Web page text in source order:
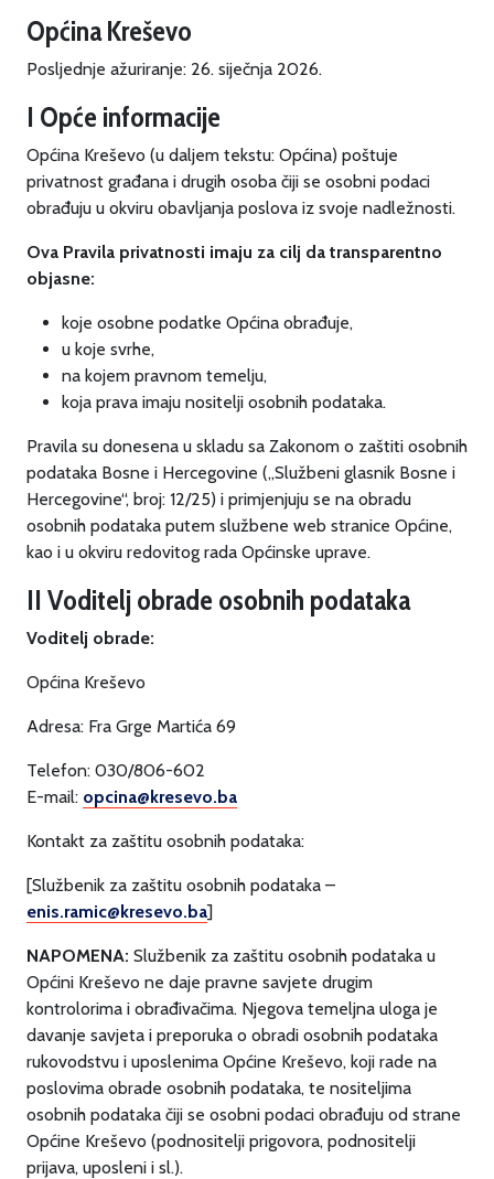
Općina Kreševo
Posljednje ažuriranje: 26. siječnja 2026.
I Opće informacije
Općina Kreševo (u daljem tekstu: Općina) poštuje
privatnost građana i drugih osoba čiji se osobni podaci
obrađuju u okviru obavljanja poslova iz svoje nadležnosti.
Ova Pravila privatnosti imaju za cilj da transparentno
objasne:
koje osobne podatke Općina obrađuje,
u koje svrhe,
na kojem pravnom temelju,
koja prava imaju nositelji osobnih podataka.
Pravila su donesena u skladu sa Zakonom o zaštiti osobnih
podataka Bosne i Hercegovine („Službeni glasnik Bosne i
Hercegovine“, broj: 12/25) i primjenjuju se na obradu
osobnih podataka putem službene web stranice Općine,
kao i u okviru redovitog rada Općinske uprave.
II Voditelj obrade osobnih podataka
Voditelj obrade:
Općina Kreševo
Adresa: Fra Grge Martića 69
Telefon: 030/806-602
E-mail: opcina@kresevo.ba
Kontakt za zaštitu osobnih podataka:
[Službenik za zaštitu osobnih podataka –
enis.ramic@kresevo.ba]
NAPOMENA: Službenik za zaštitu osobnih podataka u
Općini Kreševo ne daje pravne savjete drugim
kontrolorima i obrađivačima. Njegova temeljna uloga je
davanje savjeta i preporuka o obradi osobnih podataka
rukovodstvu i uposlenima Općine Kreševo, koji rade na
poslovima obrade osobnih podataka, te nositeljima
osobnih podataka čiji se osobni podaci obrađuju od strane
Općine Kreševo (podnositelji prigovora, podnositelji
prijava, uposleni i sl.).